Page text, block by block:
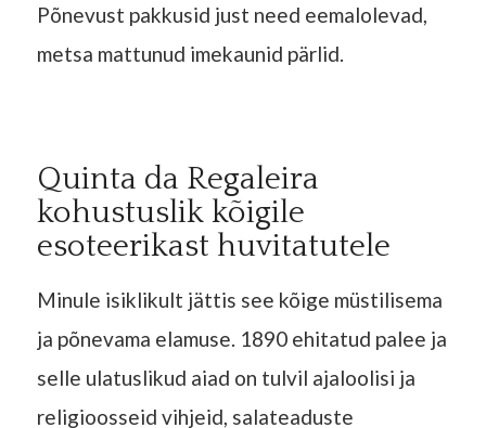
Põnevust pakkusid just need eemalolevad,
metsa mattunud imekaunid pärlid.
Quinta da Regaleira
kohustuslik kõigile
esoteerikast huvitatutele
Minule isiklikult jättis see kõige müstilisema
ja põnevama elamuse. 1890 ehitatud palee ja
selle ulatuslikud aiad on tulvil ajaloolisi ja
religioosseid vihjeid, salateaduste